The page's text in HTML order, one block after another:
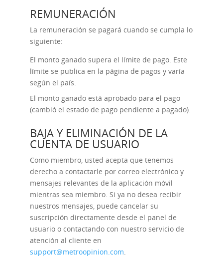
REMUNERACIÓN
La remuneración se pagará cuando se cumpla lo
siguiente:
El monto ganado supera el límite de pago. Este
límite se publica en la página de pagos y varía
según el país.
El monto ganado está aprobado para el pago
(cambió el estado de pago pendiente a pagado).
BAJA Y ELIMINACIÓN DE LA
CUENTA DE USUARIO
Como miembro, usted acepta que tenemos
derecho a contactarle por correo electrónico y
mensajes relevantes de la aplicación móvil
mientras sea miembro. Si ya no desea recibir
nuestros mensajes, puede cancelar su
suscripción directamente desde el panel de
usuario o contactando con nuestro servicio de
atención al cliente en
support@metroopinion.com.